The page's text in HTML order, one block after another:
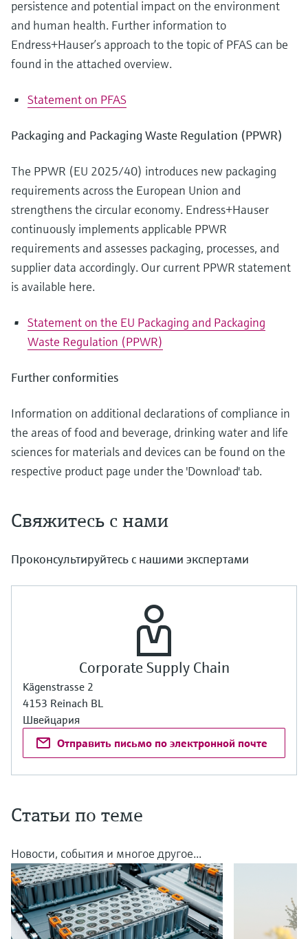
persistence and potential impact on the environment
and human health. Further information to
Endress+Hauser’s approach to the topic of PFAS can be
found in the attached overview.
Statement on PFAS
Packaging and Packaging Waste Regulation (PPWR)
The PPWR (EU 2025/40) introduces new packaging
requirements across the European Union and
strengthens the circular economy. Endress+Hauser
continuously implements applicable PPWR
requirements and assesses packaging, processes, and
supplier data accordingly. Our current PPWR statement
is available here.
Statement on the EU Packaging and Packaging
Waste Regulation (PPWR)
Further conformities
Information on additional declarations of compliance in
the areas of food and beverage, drinking water and life
sciences for materials and devices can be found on the
respective product page under the 'Download' tab.
Свяжитесь с нами
Проконсультируйтесь с нашими экспертами
Corporate Supply Chain
Kägenstrasse 2
4153 Reinach BL
Швейцария
Отправить письмо по электронной почте
Статьи по теме
Новости, события и многое другое...